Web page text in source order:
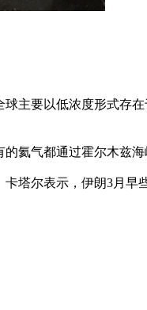
主要以低浓度形式存
氦气都通过霍尔木兹
塔尔表示，伊朗3月